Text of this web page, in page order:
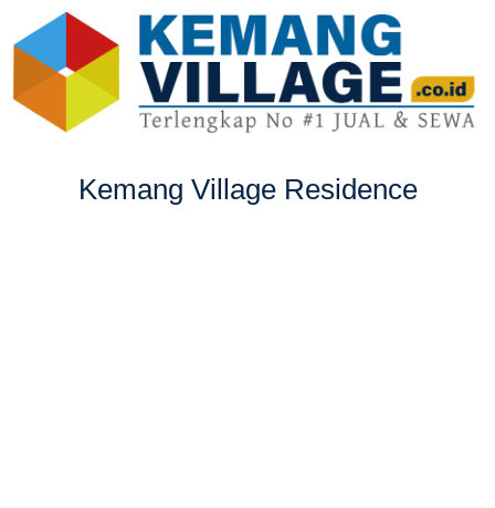
Kemang Village Residence